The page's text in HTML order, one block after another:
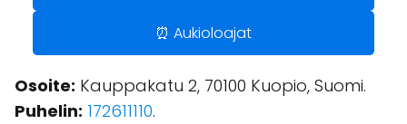
⏰ Aukioloajat
Osoite: Kauppakatu 2, 70100 Kuopio, Suomi.
Puhelin: 172611110.